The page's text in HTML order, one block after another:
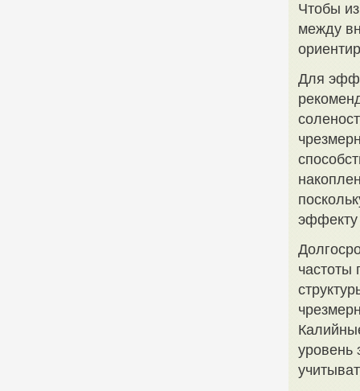
Чтобы
между
Для
эффекту
частоты
уровень